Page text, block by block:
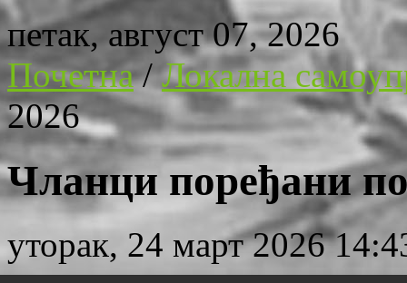
петак, август 07, 2026
Почетна/Локална
2026
Чланци поређани
уторак, 24 март 2026